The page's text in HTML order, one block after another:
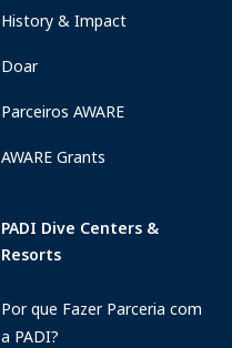
History & Impact
Doar
Parceiros AWARE
AWARE Grants
PADI Dive Centers &
Resorts
Por que Fazer Parceria com
a PADI?